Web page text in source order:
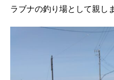
ラブナの釣り場として親し